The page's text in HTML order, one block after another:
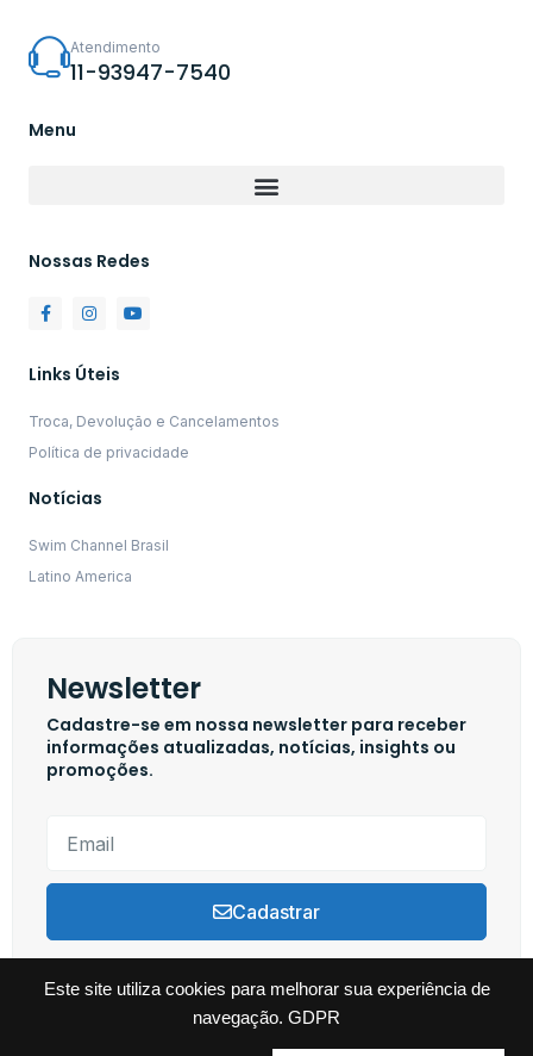
Este site utiliza cookies para melhorar sua experiência de
navegação. GDPR
Atendimento
11-93947-7540
Menu
Nossas Redes
Links Úteis
Troca, Devolução e Cancelamentos
Política de privacidade
Notícias
Swim Channel Brasil
Latino America
Newsletter
Cadastre-se em nossa newsletter para receber
informações atualizadas, notícias, insights ou
promoções.
Cadastrar
Copyright © 2024 Swim Channel, Todos os direitos reservados. Powered by